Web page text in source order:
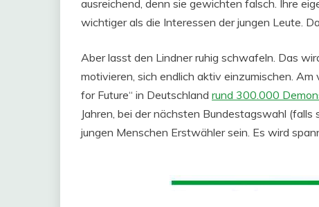
ausreichend, denn sie gewichten falsch. Ihre
wichtiger als die Interessen der jungen Leute.
Aber lasst den Lindner ruhig schwafeln. Das
motivieren, sich endlich aktiv einzumischen.
for Future“ in Deutschland rund 300.000
Jahren, bei der nächsten Bundestagswahl
jungen Menschen Erstwähler sein. Es wird